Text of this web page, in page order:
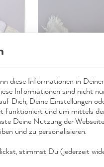
diese Informationen in
Informationen sind nicht
Dich, Deine Einstellungen
funktioniert und um mittels
Deine Nutzung der
und zu personalisieren.
stimmst Du (jederzeit